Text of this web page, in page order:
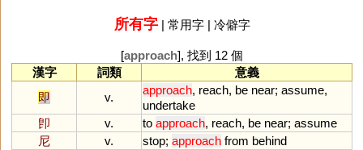
所有字| 常用字| 冷僻字
[approach], 找到 12 個
漢字
詞類
意義
即
v.
approach, reach, be near; assume,
undertake
卽
v. to approach, reach, be near; assume
尼
v. stop; approach from behind